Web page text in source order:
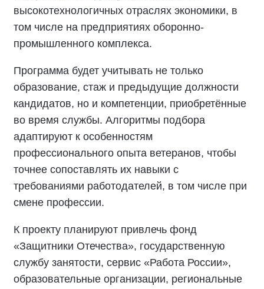
высокотехнологичных отраслях экономики, в
том числе на предприятиях оборонно-
промышленного комплекса.
Программа будет учитывать не только
образование, стаж и предыдущие должности
кандидатов, но и компетенции, приобретённые
во время службы. Алгоритмы подбора
адаптируют к особенностям
профессионального опыта ветеранов, чтобы
точнее сопоставлять их навыки с
требованиями работодателей, в том числе при
смене профессии.
К проекту планируют привлечь фонд
«Защитники Отечества», государственную
службу занятости, сервис «Работа России»,
образовательные организации, региональные